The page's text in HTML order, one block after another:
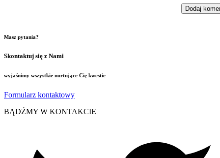
Masz pytania?
Skontaktuj się z Nami
wyjaśnimy wszystkie nurtujące Cię kwestie
Formularz kontaktowy
BĄDŹMY W KONTAKCIE